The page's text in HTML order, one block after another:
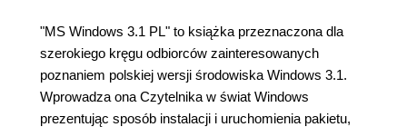
"MS Windows 3.1 PL" to książka przeznaczona dla
szerokiego kręgu odbiorców zainteresowanych
poznaniem polskiej wersji środowiska Windows 3.1.
Wprowadza ona Czytelnika w świat Windows
prezentując sposób instalacji i uruchomienia pakietu,